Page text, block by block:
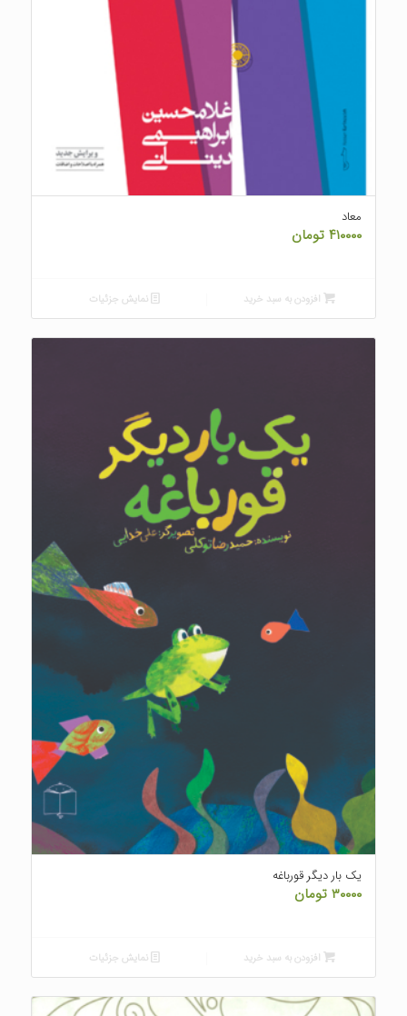
معاد
۴۱۰۰۰۰ تومان
افزودن به سبد خرید نمایش جزئیات
یک بار دیگر قورباغه
۳۰۰۰۰ تومان
افزودن به سبد خرید نمایش جزئیات